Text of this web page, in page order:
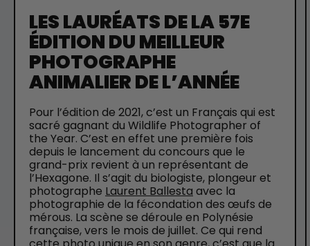
LES LAURÉATS DE LA 57E
ÉDITION DU MEILLEUR
PHOTOGRAPHE
ANIMALIER DE L’ANNÉE
Pour l’édition de 2021, c’est un Français qui est
sacré gagnant du Wildlife Photographer of
the Year. C’est en effet une première fois
depuis le lancement du concours que le
grand-prix revient à un représentant de
l’Hexagone. Il s’agit du biologiste, plongeur et
photographe Laurent Ballesta avec la
photographie de la fécondation des œufs de
mérous. La scène se déroule en Polynésie
française, vers le mois de juillet. Ce qui rend